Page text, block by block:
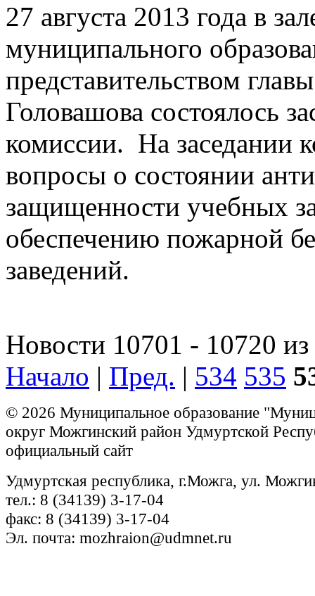
27 августа 2013 года в
муниципального
представительством
Головашова состоялось
комиссии. На заседании
вопросы о состоянии
защищенности учебных
обеспечению пожарной
заведений.
Новости 10701 - 10720
Начало | Пред. | 534 535
© 2026 Муниципальное образование
округ Можгинский район Удмуртской
официальный сайт
Удмуртская республика, г.Можга, ул.
тел.: 8 (34139) 3-17-04
факс: 8 (34139) 3-17-04
Эл. почта: mozhraion@udmnet.ru